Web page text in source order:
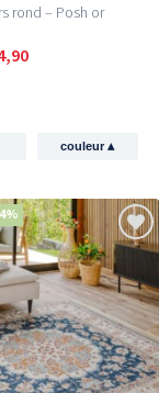
rond – Posh or
couleur▴